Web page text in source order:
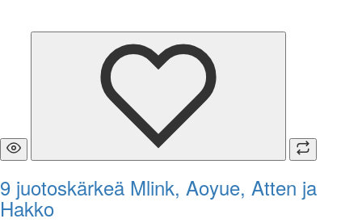
9 juotoskärkeä Mlink, Aoyue, Atten ja
Hakko